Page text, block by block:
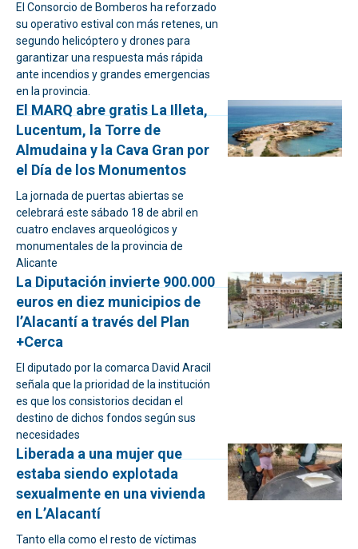
El Consorcio de Bomberos ha reforzado
su operativo estival con más retenes, un
segundo helicóptero y drones para
garantizar una respuesta más rápida
ante incendios y grandes emergencias
en la provincia.
El MARQ abre gratis La Illeta,
Lucentum, la Torre de
Almudaina y la Cava Gran por
el Día de los Monumentos
La jornada de puertas abiertas se
celebrará este sábado 18 de abril en
cuatro enclaves arqueológicos y
monumentales de la provincia de
Alicante
La Diputación invierte 900.000
euros en diez municipios de
l’Alacantí a través del Plan
+Cerca
El diputado por la comarca David Aracil
señala que la prioridad de la institución
es que los consistorios decidan el
destino de dichos fondos según sus
necesidades
Liberada a una mujer que
estaba siendo explotada
sexualmente en una vivienda
en L’Alacantí
Tanto ella como el resto de víctimas